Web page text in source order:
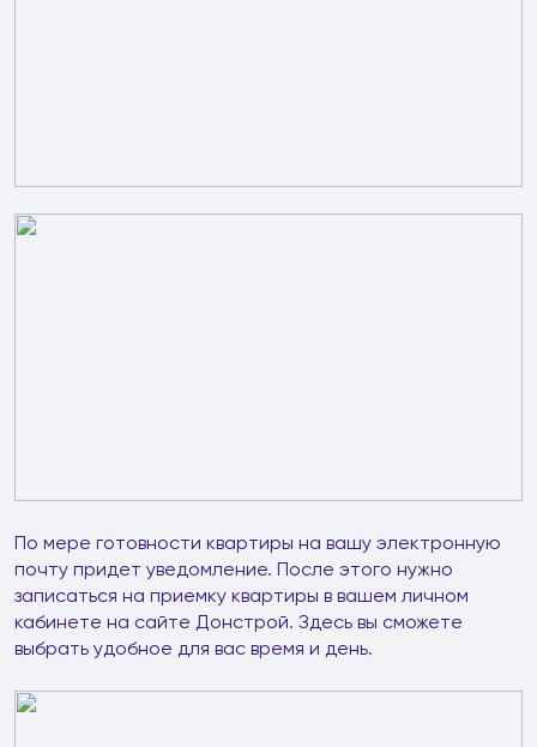
По мере готовности квартиры на вашу электронную
почту придет уведомление. После этого нужно
записаться на приемку квартиры в вашем личном
кабинете на сайте Донстрой. Здесь вы сможете
выбрать удобное для вас время и день.